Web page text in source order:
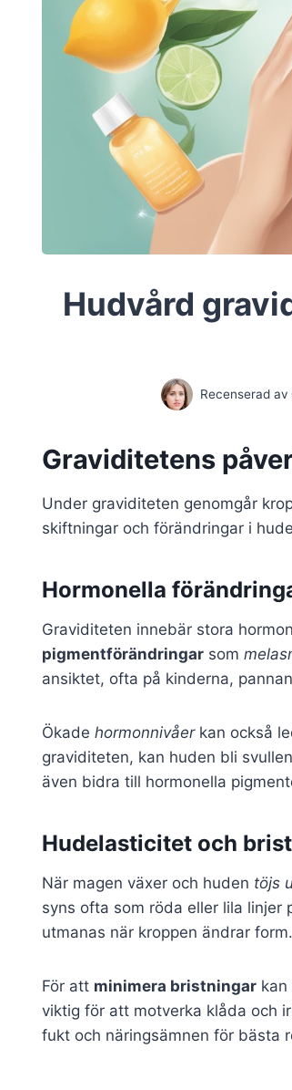
Hudvård
Recenserad av
Graviditetens
Under graviditeten genomgår
skiftningar och förändringar i
Hormonella
Graviditeten innebär stora
pigmentförändringar som
ansiktet, ofta på kinderna,
Ökade hormonnivåerkan också
graviditeten, kan huden bli
även bidra till hormonella
Hudelasticitet och
När magen växer och huden töjs
syns ofta som röda eller lila
utmanas när kroppen ändrar form.
För att minimera bristningar
viktig för att motverka klåda och
fukt och näringsämnen för bästa